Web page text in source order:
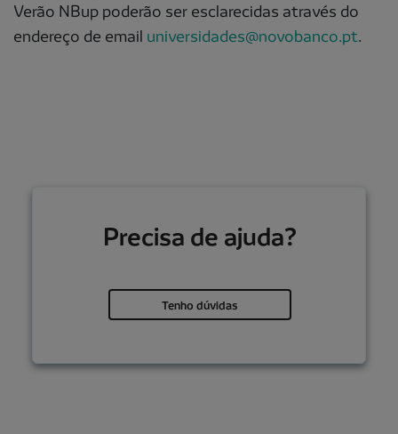
Verão NBup poderão ser esclarecidas através do
endereço de email universidades@novobanco.pt.
Precisa de ajuda?
Tenho dúvidas